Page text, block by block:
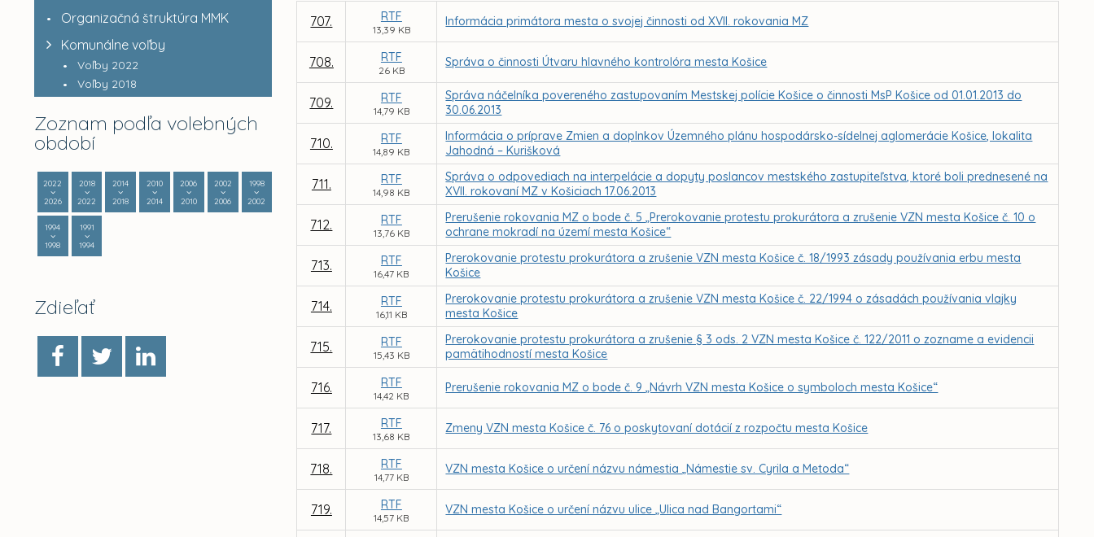
Organizačná štruktúra MMK
Komunálne voľby
Voľby 2022
Voľby 2018
Zoznam podľa volebných
období
2022
2026
2018
2022
2014
2018
2010
2014
2006
2010
2002
2006
1998
2002
1994
1998
1991
1994
Zdieľať
707. RTF
13,39 KB
Informácia primátora mesta o svojej činnosti od XVII. rokovania MZ
708. RTF
26 KB
Správa o činnosti Útvaru hlavného kontrolóra mesta Košice
709. RTF
14,79 KB
Správa náčelníka povereného zastupovaním Mestskej polície Košice o činnosti MsP Košice od 01.01.2013 do
30.06.2013
710. RTF
14,89 KB
Informácia o príprave Zmien a doplnkov Územného plánu hospodársko-sídelnej aglomerácie Košice, lokalita
Jahodná – Kurišková
711. RTF
14,98 KB
Správa o odpovediach na interpelácie a dopyty poslancov mestského zastupiteľstva, ktoré boli prednesené na
XVII. rokovaní MZ v Košiciach 17.06.2013
712. RTF
13,76 KB
Prerušenie rokovania MZ o bode č. 5 „Prerokovanie protestu prokurátora a zrušenie VZN mesta Košice č. 10 o
ochrane mokradí na území mesta Košice“
713. RTF
16,47 KB
Prerokovanie protestu prokurátora a zrušenie VZN mesta Košice č. 18/1993 zásady používania erbu mesta
Košice
714. RTF
16,11 KB
Prerokovanie protestu prokurátora a zrušenie VZN mesta Košice č. 22/1994 o zásadách používania vlajky
mesta Košice
715. RTF
15,43 KB
Prerokovanie protestu prokurátora a zrušenie § 3 ods. 2 VZN mesta Košice č. 122/2011 o zozname a evidencii
pamätihodností mesta Košice
716. RTF
14,42 KB
Prerušenie rokovania MZ o bode č. 9 „Návrh VZN mesta Košice o symboloch mesta Košice“
717. RTF
13,68 KB
Zmeny VZN mesta Košice č. 76 o poskytovaní dotácií z rozpočtu mesta Košice
718. RTF
14,77 KB
VZN mesta Košice o určení názvu námestia „Námestie sv. Cyrila a Metoda“
719. RTF
14,57 KB
VZN mesta Košice o určení názvu ulice „Ulica nad Bangortami“